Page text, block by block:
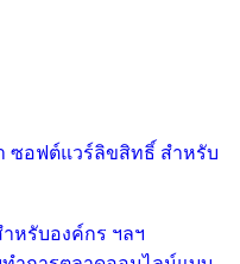
หรับองค์กร ฯลฯ